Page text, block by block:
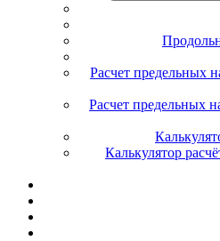
Расчет предельных
Расчет предельных
Калькулятор